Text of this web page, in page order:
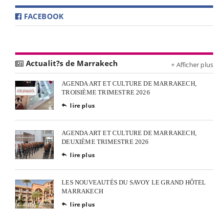
FACEBOOK
Actualit?s de Marrakech + Afficher plus
AGENDA ART ET CULTURE DE MARRAKECH,
TROISIÈME TRIMESTRE 2026
 lire plus
AGENDA ART ET CULTURE DE MARRAKECH,
DEUXIÈME TRIMESTRE 2026
 lire plus
LES NOUVEAUTÉS DU SAVOY LE GRAND HÔTEL
MARRAKECH
 lire plus